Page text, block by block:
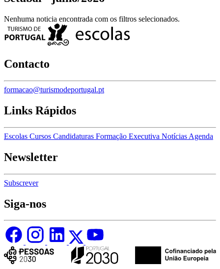
Nenhuma noticia encontrada com os filtros selecionados.
Contacto
formacao@turismodeportugal.pt
Links Rápidos
Escolas Cursos Candidaturas Formação Executiva Notícias Agenda
Newsletter
Subscrever
Siga-nos